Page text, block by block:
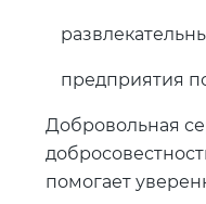
предприятия
Добровольная
помогает